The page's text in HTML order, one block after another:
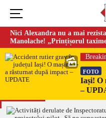
Nici Alexandra nu a mai
Manolache! „Prințișorul
doi ani de căsnicie
FOTO
Iași! O
–